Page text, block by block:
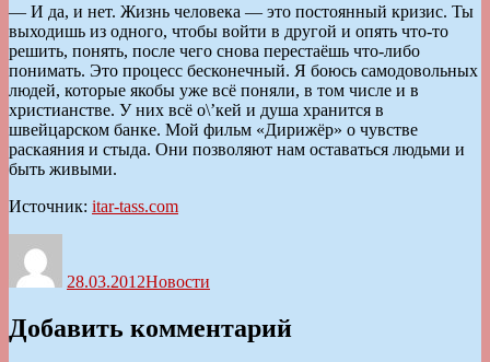
— И да, и нет. Жизнь человека — это постоянный кризис. Ты
выходишь из одного, чтобы войти в другой и опять что-то
решить, понять, после чего снова перестаёшь что-либо
понимать. Это процесс бесконечный. Я боюсь самодовольных
людей, которые якобы уже всё поняли, в том числе и в
христианстве. У них всё о\’кей и душа хранится в
швейцарском банке. Мой фильм «Дирижёр» о чувстве
раскаяния и стыда. Они позволяют нам оставаться людьми и
быть живыми.
Источник: itar-tass.com
28.03.2012Новости
Добавить комментарий